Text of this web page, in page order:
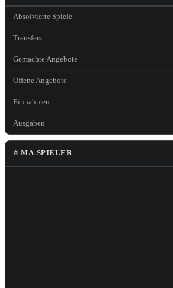
Absolvierte Spiele
Transfers
Gemachte Angebote
Offene Angebote
Einnahmen
Ausgaben
⭐ MA-SPIELER